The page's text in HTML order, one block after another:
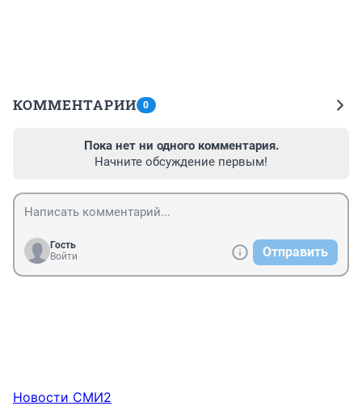
КОММЕНТАРИИ 0
Пока нет ни одного комментария.
Начните обсуждение первым!
Гость
Войти
Отправить
Новости СМИ2